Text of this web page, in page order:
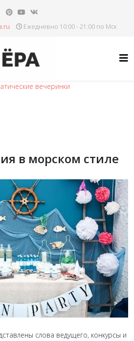
Ежедневно 10:00 - 21:00 по Мск
вечеринки
в морском стиле
слова ведущего, конкурсы и